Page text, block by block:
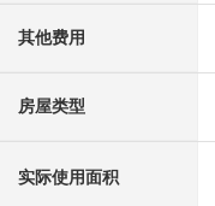
其他费用
房屋类型
实际使用面积